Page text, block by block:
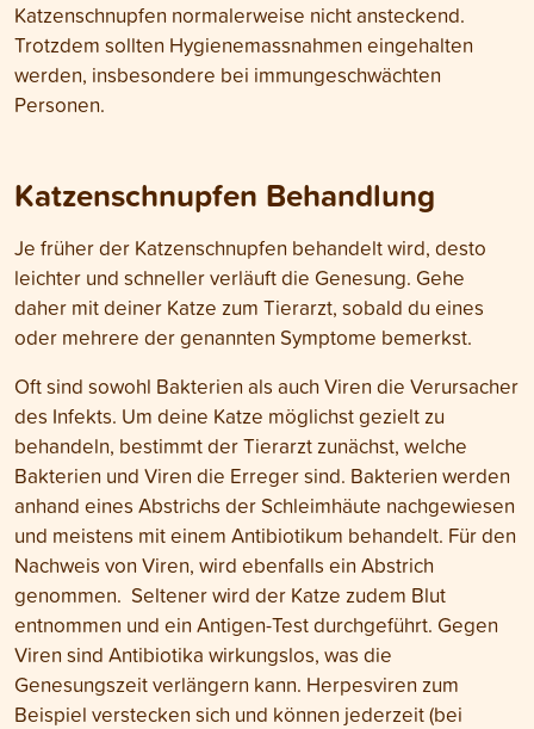
Katzenschnupfen normalerweise nicht ansteckend.
Trotzdem sollten Hygienemassnahmen eingehalten
werden, insbesondere bei immungeschwächten
Personen.
Katzenschnupfen Behandlung
Je früher der Katzenschnupfen behandelt wird, desto
leichter und schneller verläuft die Genesung. Gehe
daher mit deiner Katze zum Tierarzt, sobald du eines
oder mehrere der genannten Symptome bemerkst.
Oft sind sowohl Bakterien als auch Viren die Verursacher
des Infekts. Um deine Katze möglichst gezielt zu
behandeln, bestimmt der Tierarzt zunächst, welche
Bakterien und Viren die Erreger sind. Bakterien werden
anhand eines Abstrichs der Schleimhäute nachgewiesen
und meistens mit einem Antibiotikum behandelt. Für den
Nachweis von Viren, wird ebenfalls ein Abstrich
genommen. Seltener wird der Katze zudem Blut
entnommen und ein Antigen-Test durchgeführt. Gegen
Viren sind Antibiotika wirkungslos, was die
Genesungszeit verlängern kann. Herpesviren zum
Beispiel verstecken sich und können jederzeit (bei